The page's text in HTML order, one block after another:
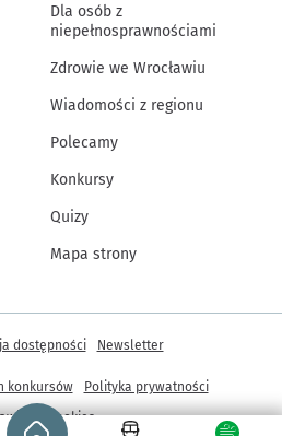
Strona główna - wroclaw.pl
Dla osób z
niepełnosprawnościami
Zdrowie we Wrocławiu
Wiadomości z regionu
Polecamy
Konkursy
Quizy
Mapa strony
dostępności Newsletter
konkursów
Polityka prywatności
cookies